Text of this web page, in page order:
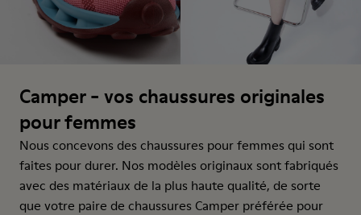
Camper - vos chaussures originales
pour femmes
Nous concevons des chaussures pour femmes qui sont
faites pour durer. Nos modèles originaux sont fabriqués
avec des matériaux de la plus haute qualité, de sorte
que votre paire de chaussures Camper préférée pour